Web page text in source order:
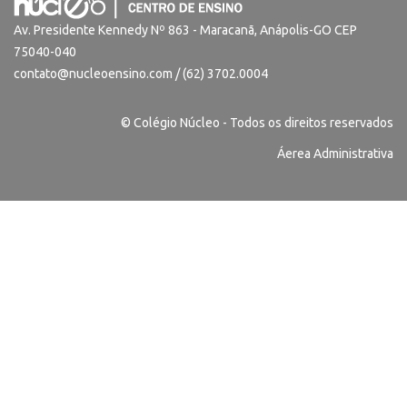
Av. Presidente Kennedy Nº 863 - Maracanã, Anápolis-GO CEP
75040-040
contato@nucleoensino.com / (62) 3702.0004
© Colégio Núcleo - Todos os direitos reservados
Áerea Administrativa